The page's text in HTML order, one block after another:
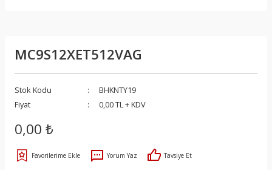
MC9S12XET512VAG
Stok Kodu
BHKNTY19
Fiyat
0,00 TL + KDV
0,00 ₺
Yorum Yaz Tavsiye Et